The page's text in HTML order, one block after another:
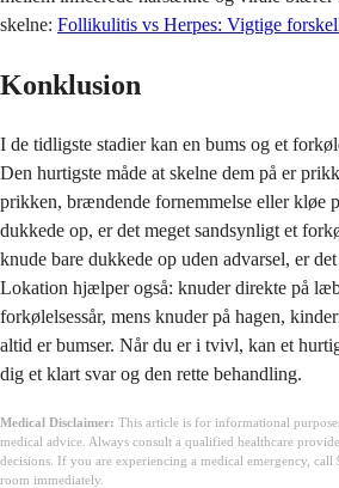
skelne: Follikulitis vs Herpes: Vigtige
Konklusion
I de tidligste stadier kan en bums og et
Den hurtigste måde at skelne dem på er
prikken, brændende fornemmelse eller kløe
dukkede op, er det meget sandsynligt et
knude bare dukkede op uden advarsel, er
Lokation hjælper også: knuder direkte på
forkølelsessår, mens knuder på hagen,
altid er bumser. Når du er i tvivl, kan et
dig et klart svar og den rette behandling.
Medical Disclaimer: This article is for informational
medical advice. Always consult a qualified healthcare
decisions. If you are experiencing a medical emergency, call
room immediately.